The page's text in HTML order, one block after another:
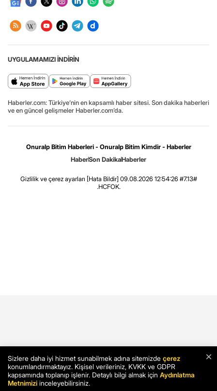
UYGULAMAMIZI İNDİRİN
Haberler.com: Türkiye’nin en kapsamlı haber sitesi. Son dakika haberleri
ve en güncel gelişmeler Haberler.com’da.
Onuralp Bitim Haberleri - Onuralp Bitim Kimdir - Haberler
HaberSon DakikaHaberler
Gizlilik ve çerez ayarları [Hata Bildir] 09.08.2026 12:54:26 #7.13#
.HCFOK.
×
Sizlere daha iyi hizmet sunabilmek adına sitemizde çerez
konumlandırmaktayız. Kişisel verileriniz, KVKK ve GDPR
kapsamında toplanıp işlenir. Detaylı bilgi almak için Aydınlatma
Metnimizi inceleyebilirsiniz.